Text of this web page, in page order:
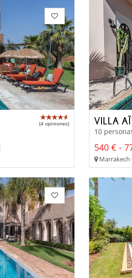
(4 opiniones) VILLA
10
540 € -
Marrakech